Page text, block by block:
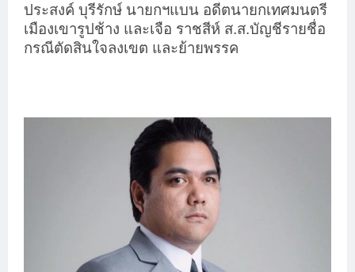
ประสงค์ บุรีรักษ์ นายกฯแบน อดีตนายกเทศมนตรี
เมืองเขารูปช้าง และเจือ ราชสีห์ ส.ส.บัญชีรายชื่อ
กรณีตัดสินใจลงเขต และย้ายพรรค